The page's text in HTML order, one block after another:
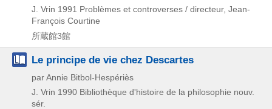
J. Vrin 1991 Problèmes et controverses / directeur, Jean-
François Courtine
所蔵館3館
Le principe de vie chez Descartes
par Annie Bitbol-Hespériès
J. Vrin 1990 Bibliothèque d'histoire de la philosophie nouv.
sér.